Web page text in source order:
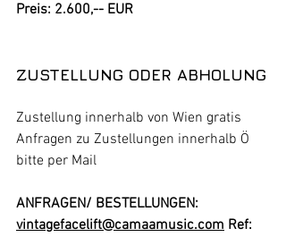
Preis: 2.600,-- EUR
ZUSTELLUNG ODER ABHOLUNG
Zustellung innerhalb von Wien gratis
Anfragen zu Zustellungen innerhalb Ö
bitte per Mail
ANFRAGEN/ BESTELLUNGEN:
vintagefacelift@camaamusic.com Ref: